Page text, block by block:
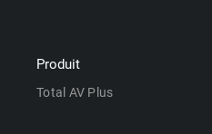
Produit
Total AV Plus